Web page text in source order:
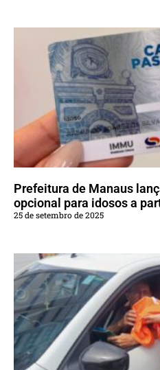
Prefeitura de Manaus
opcional para idosos a
25 de setembro de 2025